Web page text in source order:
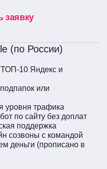
заявку
(по России)
10 Яндекс и
или
уровня трафика
по сайту без доплат
поддержка
созвоны с командой
деньги (прописано в